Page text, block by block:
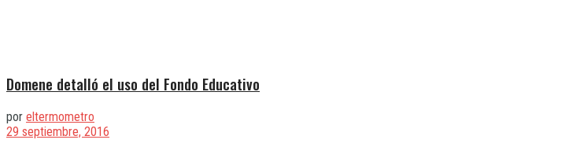
Domene detalló el uso del Fondo Educativo
por eltermometro
29 septiembre, 2016